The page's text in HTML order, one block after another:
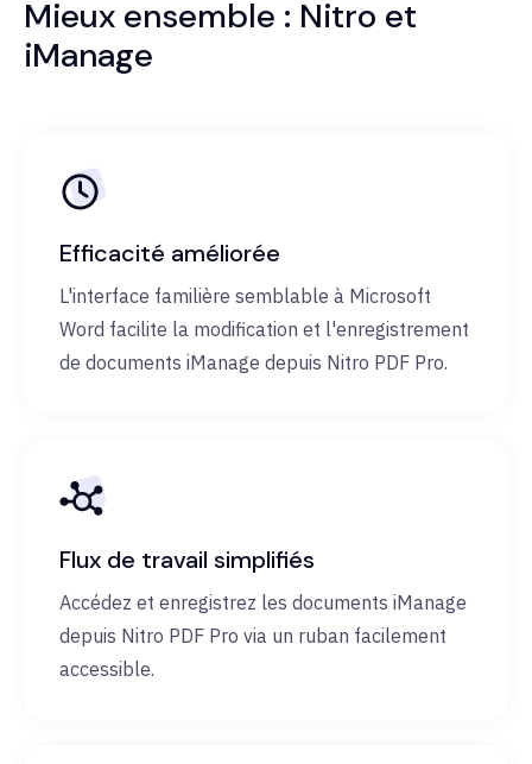
Mieux ensemble : Nitro et
iManage
Efficacité améliorée
L'interface familière semblable à Microsoft
Word facilite la modification et l'enregistrement
de documents iManage depuis Nitro PDF Pro.
Flux de travail simplifiés
Accédez et enregistrez les documents iManage
depuis Nitro PDF Pro via un ruban facilement
accessible.